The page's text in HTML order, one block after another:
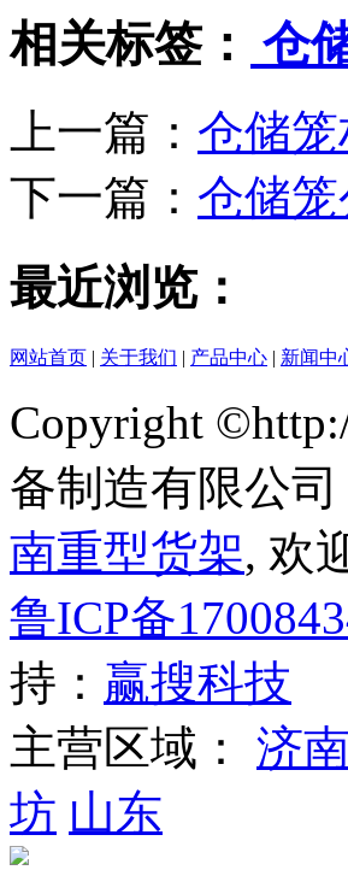
相关标签： 仓
上一篇： 仓储
下一篇： 仓储笼
最近浏览：
网站首页 | 关于我们 | 产品中心 | 新闻中
Copyright
备制造有限公
南重型货架, 欢
鲁ICP备
持： 赢搜科技
主营区域： 济南
坊 山东